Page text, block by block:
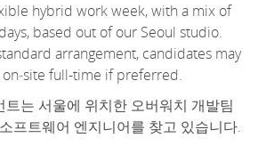
hybrid work week, with a mix of
days, based out of our Seoul studio.
arrangement, candidates may
on‑site full-time if preferred.
는 서울에 위치한 오버워치 개발팀
프트웨어 엔지니어를 찾고 있습니다.